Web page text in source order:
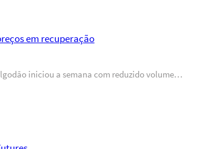
em recuperação
iniciou a semana com reduzido volume…